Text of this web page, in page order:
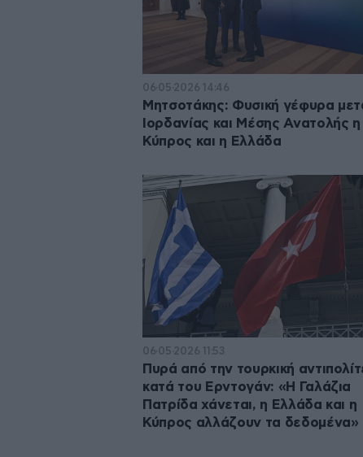
06·05·2026 14:46
Μητσοτάκης: Φυσική γέφυρα
Ιορδανίας και Μέσης Ανατολής η
Κύπρος και η Ελλάδα
06·05·2026 11:53
Πυρά από την τουρκική
κατά του Ερντογάν: «Η Γαλάζια
Πατρίδα χάνεται, η Ελλάδα και η
Κύπρος αλλάζουν τα δεδομένα»